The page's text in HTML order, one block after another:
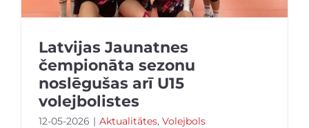
Latvijas Jaunatnes
čempionāta sezonu
noslēgušas arī U15
volejbolistes
12-05-2026 | Aktualitātes, Volejbols